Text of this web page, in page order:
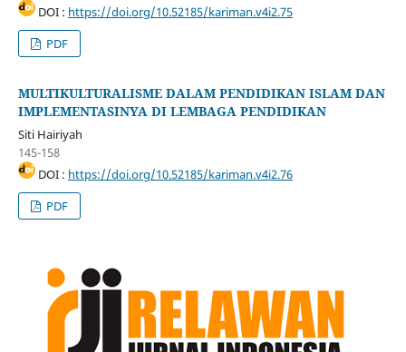
DOI : https://doi.org/10.52185/kariman.v4i2.75
PDF
MULTIKULTURALISME DALAM PENDIDIKAN ISLAM DAN
IMPLEMENTASINYA DI LEMBAGA PENDIDIKAN
Siti Hairiyah
145-158
DOI : https://doi.org/10.52185/kariman.v4i2.76
PDF